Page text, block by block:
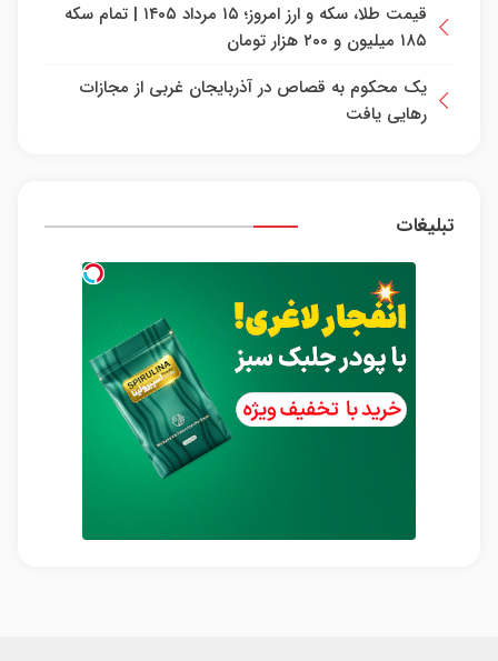
قیمت طلا، سکه و ارز امروز؛ ۱۵ مرداد ۱۴۰۵ | تمام سکه
۱۸۵ میلیون و ۲۰۰ هزار تومان
یک محکوم به قصاص در آذربایجان‌ غربی از مجازات
رهایی یافت
تبلیغات